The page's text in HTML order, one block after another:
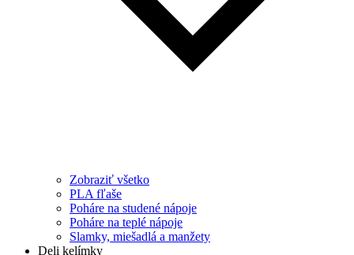
Zobraziť všetko
PLA fľaše
Poháre na studené nápoje
Poháre na teplé nápoje
Slamky, miešadlá a manžety
Deli kelímky